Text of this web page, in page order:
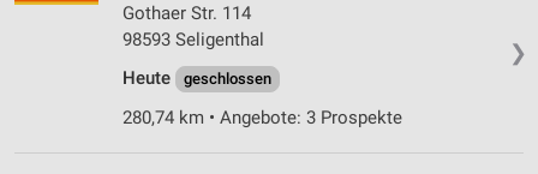
❯
Gothaer Str. 114
98593 Seligenthal
Heute
geschlossen
280,74 km • Angebote: 3 Prospekte